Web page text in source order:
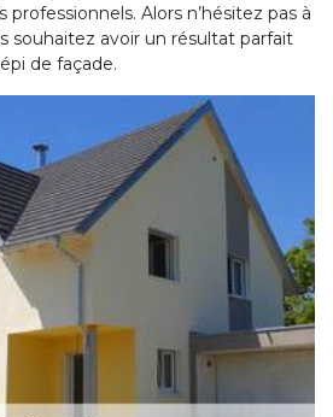
professionnels. Alors n’hésitez pas à
souhaitez avoir un résultat parfait
de façade.